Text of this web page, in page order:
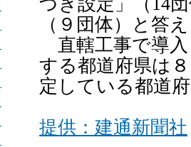
（９団体）と答
直轄工事で導入
する都道府県は
定している都道
提供：建通新聞社